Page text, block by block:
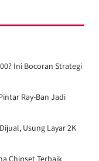
Ini Bocoran Strategi
Ray-Ban Jadi
Usung Layar 2K
Chipset Terbaik